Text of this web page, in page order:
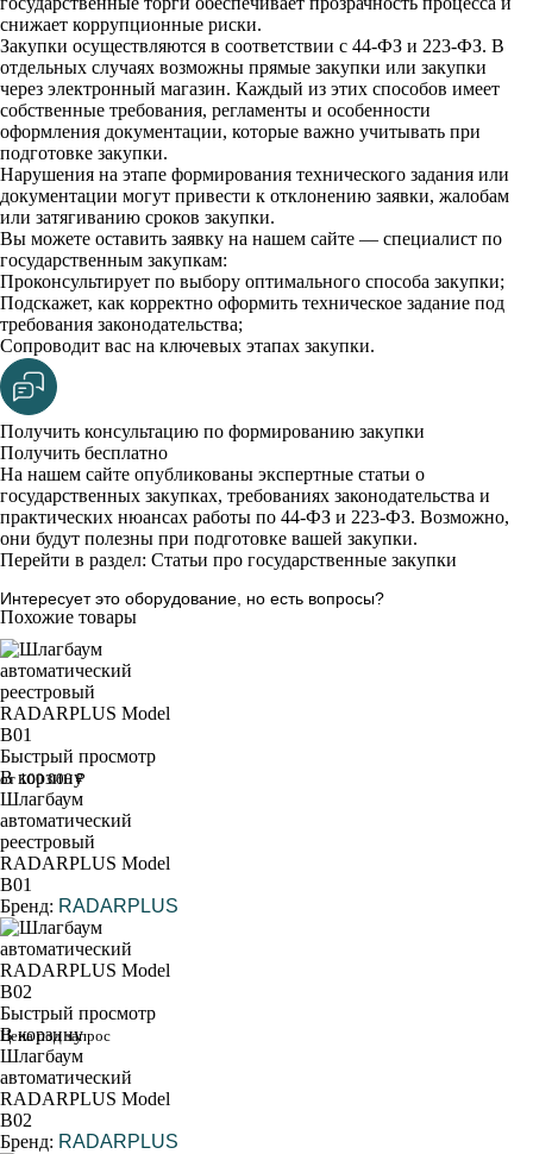
снижает коррупционные риски.
Закупки осуществляются в соответствии с 44-ФЗ и 223-ФЗ. В
отдельных случаях возможны прямые закупки или закупки
через электронный магазин. Каждый из этих способов имеет
собственные требования, регламенты и особенности
оформления документации, которые важно учитывать при
подготовке закупки.
Нарушения на этапе формирования технического задания или
документации могут привести к отклонению заявки, жалобам
или затягиванию сроков закупки.
Вы можете оставить заявку на нашем сайте — специалист по
государственным закупкам:
Проконсультирует по выбору оптимального способа закупки;
Подскажет, как корректно оформить техническое задание под
требования законодательства;
Сопроводит вас на ключевых этапах закупки.
Получить консультацию по формированию закупки
Получить бесплатно
На нашем сайте опубликованы экспертные статьи о
государственных закупках, требованиях законодательства и
практических нюансах работы по 44-ФЗ и 223-ФЗ. Возможно,
они будут полезны при подготовке вашей закупки.
Перейти в раздел: Статьи про государственные закупки
Интересует это оборудование, но есть вопросы?
Похожие товары
Быстрый просмотр
В корзину
от 100 000 ₽
Шлагбаум
автоматический
реестровый
RADARPLUS Model
B01
Бренд: RADARPLUS
Быстрый просмотр
В корзину
Цена под запрос
Шлагбаум
автоматический
RADARPLUS Model
B02
Бренд: RADARPLUS